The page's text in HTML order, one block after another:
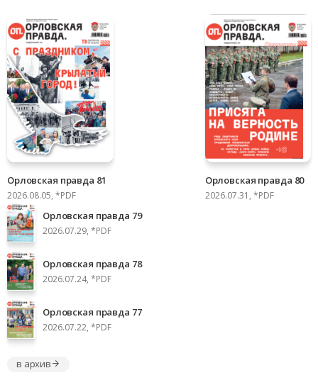
Орловская правда 81
2026.08.05, *PDF
Орловская правда 80
2026.07.31, *PDF
Орловская правда 79
2026.07.29, *PDF
Орловская правда 78
2026.07.24, *PDF
Орловская правда 77
2026.07.22, *PDF
в архив